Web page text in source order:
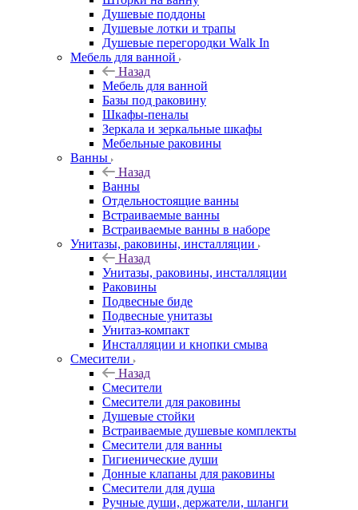
Душевые поддоны
Душевые лотки и трапы
Душевые перегородки Walk In
Мебель для ванной
Назад
Мебель для ванной
Базы под раковину
Шкафы-пеналы
Зеркала и зеркальные шкафы
Мебельные раковины
Ванны
Назад
Ванны
Отдельностоящие ванны
Встраиваемые ванны
Встраиваемые ванны в наборе
Унитазы, раковины, инсталляции
Назад
Унитазы, раковины, инсталляции
Раковины
Подвесные биде
Подвесные унитазы
Унитаз-компакт
Инсталляции и кнопки смыва
Смесители
Назад
Смесители
Смесители для раковины
Душевые стойки
Встраиваемые душевые комплекты
Смесители для ванны
Гигиенические души
Донные клапаны для раковины
Смесители для душа
Ручные души, держатели, шланги